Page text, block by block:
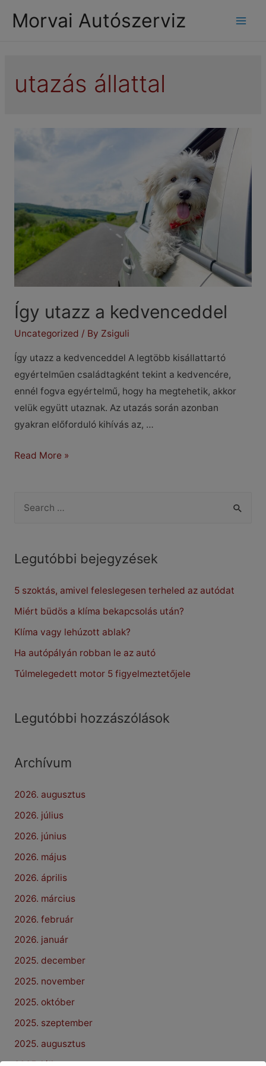
Morvai Autószerviz
utazás állattal
Így utazz a kedvenceddel
Uncategorized / By Zsiguli
Így utazz a kedvenceddel A legtöbb kisállattartó
egyértelműen családtagként tekint a kedvencére,
ennél fogva egyértelmű, hogy ha megtehetik, akkor
velük együtt utaznak. Az utazás során azonban
gyakran előforduló kihívás az, …
Így
kedvenceddel
Read More »
r
h
f
o
r
Legutóbbi bejegyzések
5 szoktás, amivel feleslegesen terheled az autódat
Miért büdös a klíma bekapcsolás után?
Klíma vagy lehúzott ablak?
Ha autópályán robban le az autó
Túlmelegedett motor 5 figyelmeztetőjele
Legutóbbi hozzászólások
Archívum
2026. augusztus
2026. július
2026. június
2026. május
2026. április
2026. március
2026. február
2026. január
2025. december
2025. november
2025. október
2025. szeptember
2025. augusztus